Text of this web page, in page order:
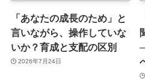
「あなたの成長のため」と
言いながら、操作していな
いか？育成と支配の区別
2026年7月24日